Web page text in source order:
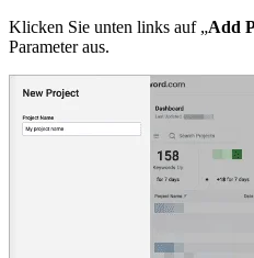
Klicken Sie unten links auf „Add
Parameter aus.